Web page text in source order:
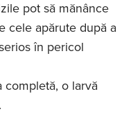
pot să mănânce
cele apărute după a
în pericol
completă, o larvă